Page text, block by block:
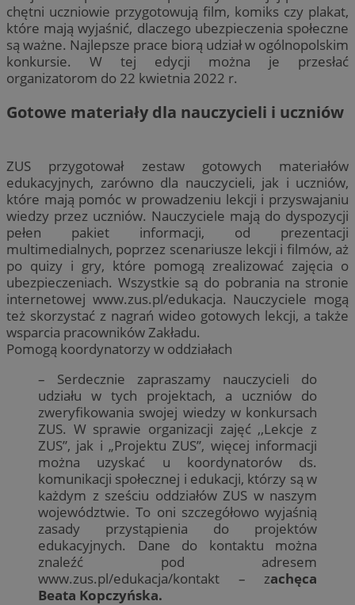
chętni uczniowie przygotowują film, komiks czy plakat,
które mają wyjaśnić, dlaczego ubezpieczenia społeczne
są ważne. Najlepsze prace biorą udział w ogólnopolskim
konkursie. W tej edycji można je przesłać
organizatorom do 22 kwietnia 2022 r.
Gotowe materiały dla nauczycieli i uczniów
ZUS przygotował zestaw gotowych materiałów
edukacyjnych, zarówno dla nauczycieli, jak i uczniów,
które mają pomóc w prowadzeniu lekcji i przyswajaniu
wiedzy przez uczniów. Nauczyciele mają do dyspozycji
pełen pakiet informacji, od prezentacji
multimedialnych, poprzez scenariusze lekcji i filmów, aż
po quizy i gry, które pomogą zrealizować zajęcia o
ubezpieczeniach. Wszystkie są do pobrania na stronie
internetowej www.zus.pl/edukacja. Nauczyciele mogą
też skorzystać z nagrań wideo gotowych lekcji, a także
wsparcia pracowników Zakładu.
Pomogą koordynatorzy w oddziałach
– Serdecznie zapraszamy nauczycieli do
udziału w tych projektach, a uczniów do
zweryfikowania swojej wiedzy w konkursach
ZUS. W sprawie organizacji zajęć ,,Lekcje z
ZUS”, jak i „Projektu ZUS”, więcej informacji
można uzyskać u koordynatorów ds.
komunikacji społecznej i edukacji, którzy są w
każdym z sześciu oddziałów ZUS w naszym
województwie. To oni szczegółowo wyjaśnią
zasady przystąpienia do projektów
edukacyjnych. Dane do kontaktu można
znaleźć pod adresem
www.zus.pl/edukacja/kontakt – zachęca
Beata Kopczyńska.